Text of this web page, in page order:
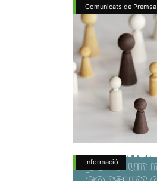
Comunicats de Premsa
Informació